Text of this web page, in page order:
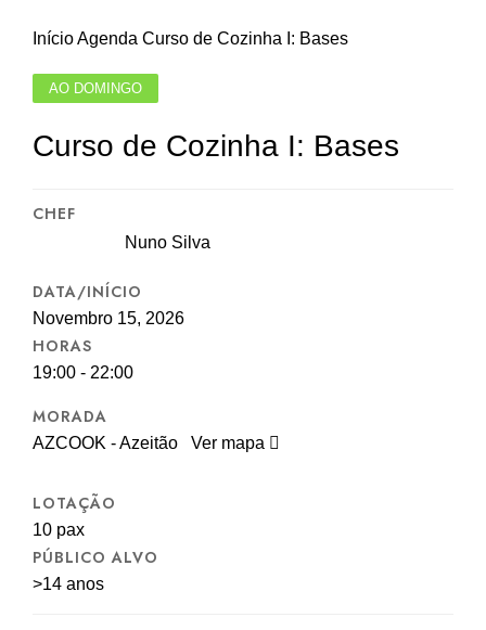
InícioAgenda Curso de Cozinha I: Bases
AO DOMINGO
Curso de Cozinha I: Bases
CHEF
Nuno Silva
DATA/INÍCIO
Novembro 15, 2026
HORAS
19:00 - 22:00
MORADA
AZCOOK - Azeitão Ver mapa
LOTAÇÃO
10 pax
PÚBLICO ALVO
>14 anos